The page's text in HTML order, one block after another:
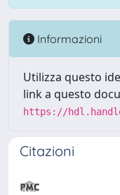
Informazioni
Utilizza questo
link a questo
https://
Citazioni